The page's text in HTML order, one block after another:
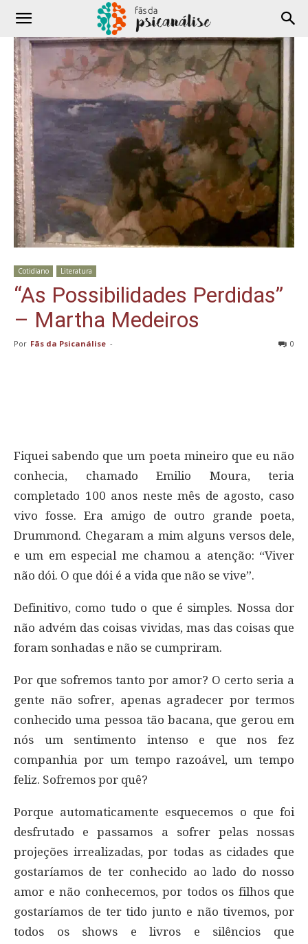
Cotidiano Literatura
“As Possibilidades Perdidas”
– Martha Medeiros
Por Fãs da Psicanálise - 0
Fiquei sabendo que um poeta mineiro que eu não
conhecia, chamado Emilio Moura, teria
completado 100 anos neste mês de agosto, caso
vivo fosse. Era amigo de outro grande poeta,
Drummond. Chegaram a mim alguns versos dele,
e um em especial me chamou a atenção: “Viver
não dói. O que dói é a vida que não se vive”.
Definitivo, como tudo o que é simples. Nossa dor
não advém das coisas vividas, mas das coisas que
foram sonhadas e não se cumpriram.
Por que sofremos tanto por amor? O certo seria a
gente não sofrer, apenas agradecer por termos
conhecido uma pessoa tão bacana, que gerou em
nós um sentimento intenso e que nos fez
companhia por um tempo razoável, um tempo
feliz. Sofremos por quê?
Porque automaticamente esquecemos o que foi
desfrutado e passamos a sofrer pelas nossas
projeções irrealizadas, por todas as cidades que
gostaríamos de ter conhecido ao lado do nosso
amor e não conhecemos, por todos os filhos que
gostaríamos de ter tido junto e não tivemos, por
todos os shows e livros e silêncios que